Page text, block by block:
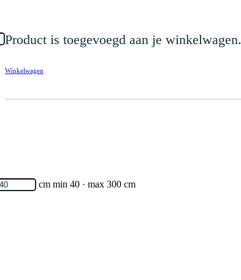
Product is toegevoegd aan je winkelwagen.
Winkelwagen
cm min 40 · max 300 cm